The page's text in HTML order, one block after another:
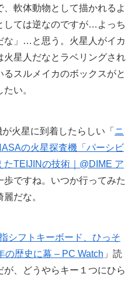
軟体動物として描かれるよ
しては逆なのですが…よっち
な」…と思う。火星人がイカ
火星人だなとラベリングされ
スルメイカのボックスがと
い。
火星に到着したらしい「 ニ
の火星探査機「パーシビ
TEIJINの技術｜@DIME ア
歩ですね。いつか行ってみた
だな。
シフトキーボード、ひっそ
の歴史に幕 – PC Watch 」読
、どうやらキー１つにひら